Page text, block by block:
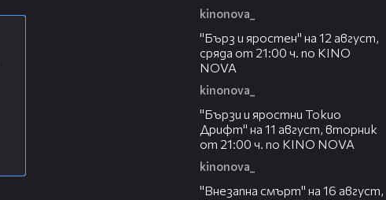
kinonova_
"Бърз и яростен" на 12 август,
сряда от 21:00 ч. по KINO
NOVA
kinonova_
"Бързи и яростни Токио
Дрифт" на 11 август, вторник
от 21:00 ч. по KINO NOVA
kinonova_
"Внезапна смърт" на 16 август,